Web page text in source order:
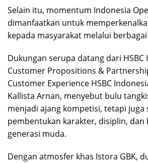
Selain itu, momentum Indonesia
dimanfaatkan untuk
kepada masyarakat melalui
Dukungan serupa datang dari HSBC
Customer Propositions &
Customer Experience HSBC
Kallista Arnan, menyebut bulu
menjadi ajang kompetisi, tetapi juga
pembentukan karakter, disiplin, dan
generasi muda.
Dengan atmosfer khas Istora GBK,